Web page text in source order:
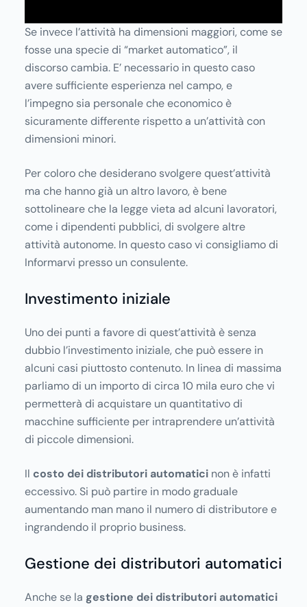
Se invece l’attività ha dimensioni maggiori, come se
fosse una specie di “market automatico”, il
discorso cambia. E’ necessario in questo caso
avere sufficiente esperienza nel campo, e
l’impegno sia personale che economico è
sicuramente differente rispetto a un’attività con
dimensioni minori.
Per coloro che desiderano svolgere quest’attività
ma che hanno già un altro lavoro, è bene
sottolineare che la legge vieta ad alcuni lavoratori,
come i dipendenti pubblici, di svolgere altre
attività autonome. In questo caso vi consigliamo di
Informarvi presso un consulente.
Investimento iniziale
Uno dei punti a favore di quest’attività è senza
dubbio l’investimento iniziale, che può essere in
alcuni casi piuttosto contenuto. In linea di massima
parliamo di un importo di circa 10 mila euro che vi
permetterà di acquistare un quantitativo di
macchine sufficiente per intraprendere un’attività
di piccole dimensioni.
Il costo dei distributori automatici non è infatti
eccessivo. Si può partire in modo graduale
aumentando man mano il numero di distributore e
ingrandendo il proprio business.
Gestione dei distributori automatici
Anche se la gestione dei distributori automatici